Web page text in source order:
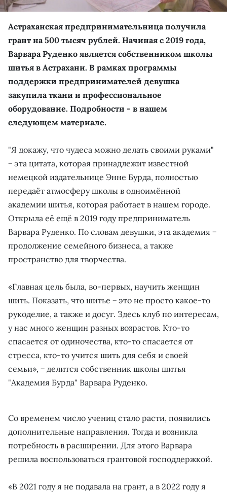
Астраханская предпринимательница получила
грант на 500 тысяч рублей. Начиная с 2019 года,
Варвара Руденко является собственником школы
шитья в Астрахани. В рамках программы
поддержки предпринимателей девушка
закупила ткани и профессиональное
оборудование. Подробности - в нашем
следующем материале.
"Я докажу, что чудеса можно делать своими руками"
− эта цитата, которая принадлежит известной
немецкой издательнице Энне Бурда, полностью
передаёт атмосферу школы в одноимённой
академии шитья, которая работает в нашем городе.
Открыла её ещё в 2019 году предприниматель
Варвара Руденко. По словам девушки, эта академия −
продолжение семейного бизнеса, а также
пространство для творчества.
«Главная цель была, во-первых, научить женщин
шить. Показать, что шитье − это не просто какое-то
рукоделие, а также и досуг. Здесь клуб по интересам,
у нас много женщин разных возрастов. Кто-то
спасается от одиночества, кто-то спасается от
стресса, кто-то учится шить для себя и своей
семьи», − делится собственник школы шитья
"Академия Бурда" Варвара Руденко.
Со временем число учениц стало расти, появились
дополнительные направления. Тогда и возникла
потребность в расширении. Для этого Варвара
решила воспользоваться грантовой господдержкой.
«В 2021 году я не подавала на грант, а в 2022 году я